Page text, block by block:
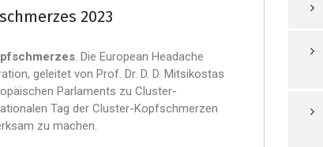
2023
. Die European Headache
geleitet von Prof. Dr. D. D. Mitsikostas
Parlaments zu Cluster-
Tag der Cluster-Kopfschmerzen
zu machen.